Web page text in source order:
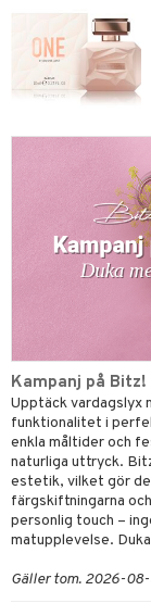
Kampanj på Bitz!
Upptäck vardagslyx
funktionalitet i
enkla måltider och
naturliga uttryck.
estetik, vilket gör
färgskiftningarna
personlig touch –
matupplevelse.
Gäller tom. 2026-
Beautystore